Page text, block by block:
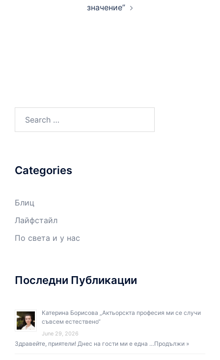
значение”
for:
Categories
Блиц
Лайфстайл
По света и у нас
Последни Публикации
Катерина Борисова „Актьорскта професия ми се случи
съвсем естествено“
June 29, 2026
Здравейте, приятели! Днес на гости ми е една …Продължи »